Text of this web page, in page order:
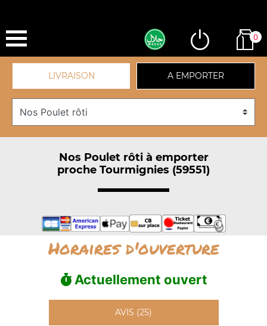
0
LIVRAISON A EMPORTER
Nos Poulet rôti à emporter
proche Tourmignies (59551)
Horaires d'ouverture
Actuellement ouvert
AVIS (25)